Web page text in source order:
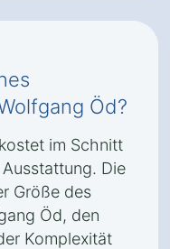
Öd?
im Schnitt
Die
Größe des
Öd, den
Komplexität